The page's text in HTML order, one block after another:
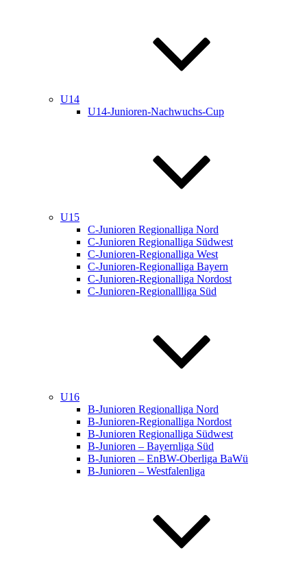
U14
U14-Junioren-Nachwuchs-Cup
U15
C-Junioren Regionalliga Nord
C-Junioren Regionalliga Südwest
C-Junioren-Regionalliga West
C-Junioren-Regionalliga Bayern
C-Junioren-Regionalliga Nordost
C-Junioren-Regionallliga Süd
U16
B-Junioren Regionalliga Nord
B-Junioren-Regionalliga Nordost
B-Junioren Regionalliga Südwest
B-Junioren – Bayernliga Süd
B-Junioren – EnBW-Oberliga BaWü
B-Junioren – Westfalenliga